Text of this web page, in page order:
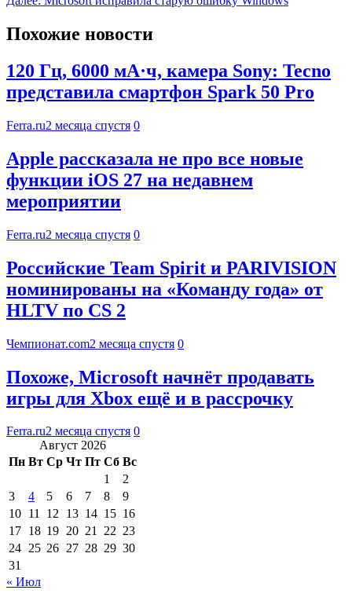
Похожие новости
120 Гц, 6000 мА·ч, камера Sony: Tecno
представила смартфон Spark 50 Pro
Ferra.ru2 месяца спустя 0
Apple рассказала не про все новые
функции iOS 27 на недавнем
мероприятии
Ferra.ru2 месяца спустя 0
Российские Team Spirit и PARIVISION
номинированы на «Команду года» от
HLTV по CS 2
Чемпионат.com2 месяца спустя 0
Похоже, Microsoft начнёт продавать
игры для Xbox ещё и в рассрочку
Ferra.ru2 месяца спустя 0
Август 2026
Пн Вт Ср Чт Пт Сб Вс
1
2
3
4 5 6 7 8
9
10 11 12 13 14 15 16
17 18 19 20 21 22 23
24 25 26 27 28 29 30
31
« Июл